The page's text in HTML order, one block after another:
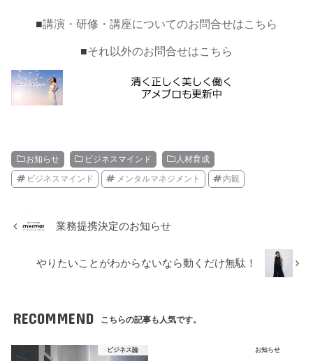
■講演・研修・講座についてのお問合せはこちら
■それ以外のお問合せはこちら
お知らせ ビジネスマインド 人材育成
ビジネスマインド メンタルマネジメント 内観
業務提携決定のお知らせ
やりたいことがわからないなら動くだけ無駄！
RECOMMEND こちらの記事も人気です。
ビジネス論 お知らせ